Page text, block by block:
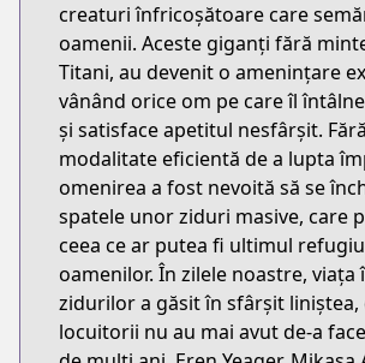
creaturi înfricoșătoare care
oamenii. Aceste giganți fără
Titani, au devenit o amenințare
vânând orice om pe care îl
și satisface apetitul nesfârșit.
modalitate eficientă de a lupta
omenirea a fost nevoită să se
spatele unor ziduri masive, care
ceea ce ar putea fi ultimul
oamenilor. În zilele noastre, viața
zidurilor a găsit în sfârșit liniștea,
locuitorii nu au mai avut de-a